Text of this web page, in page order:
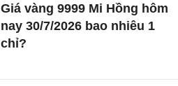
Giá vàng 9999 Mi Hồng hôm
nay 30/7/2026 bao nhiêu 1
chỉ?